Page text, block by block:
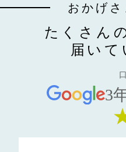
おかげさ
たくさん
届いて
3